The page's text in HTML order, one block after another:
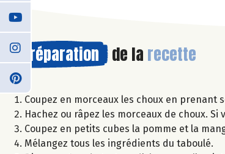
Préparation de la recette
Coupez en morceaux les choux en prenant
Hachez ou râpez les morceaux de choux.
Coupez en petits cubes la pomme et la
Mélangez tous les ingrédients du taboulé.